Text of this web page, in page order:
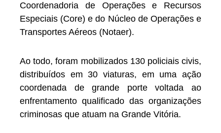
Coordenadoria de Operações e Recursos
Especiais (Core) e do Núcleo de Operações e
Transportes Aéreos (Notaer).
Ao todo, foram mobilizados 130 policiais civis,
distribuídos em 30 viaturas, em uma ação
coordenada de grande porte voltada ao
enfrentamento qualificado das organizações
criminosas que atuam na Grande Vitória.